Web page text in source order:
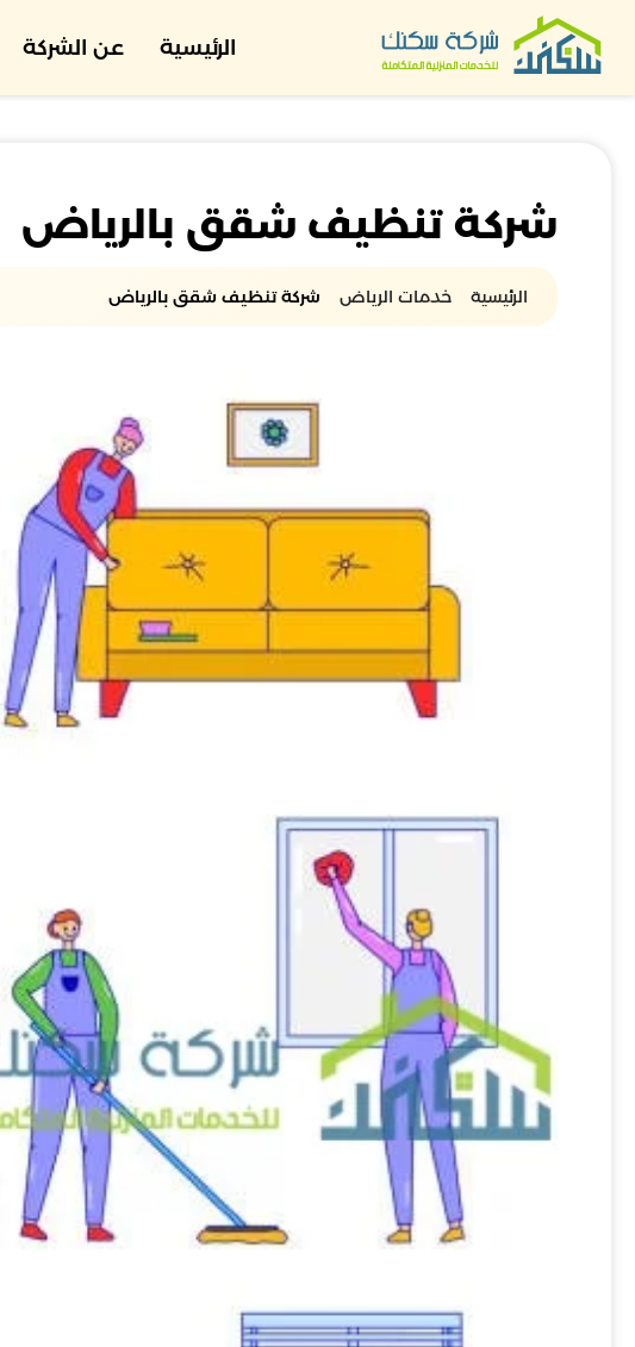
الرئيسية عن الشركة
شركة تنظيف شقق بالرياض
الرئيسية خدمات الرياض شركة تنظيف شقق بالرياض